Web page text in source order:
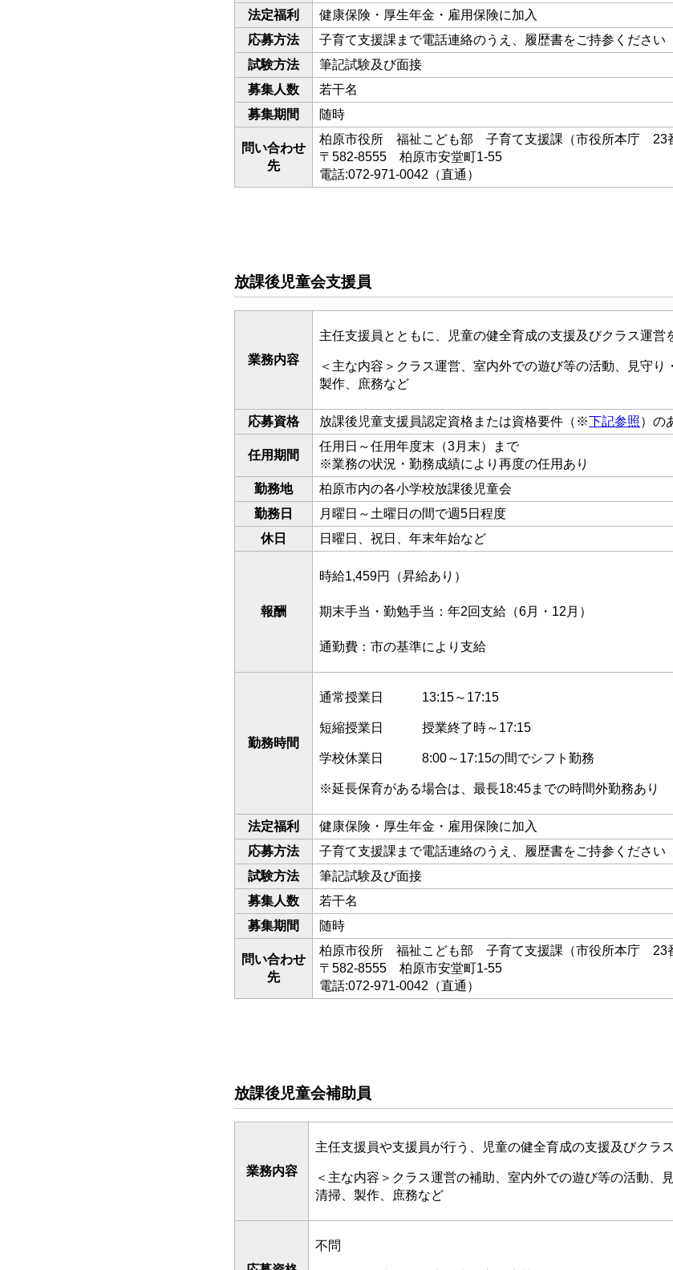
法定福利
健康保険・厚生年金・雇用保険に加入
応募方法
子育て支援課まで電話連絡のうえ、履歴書をご持参ください
試験方法
筆記試験及び面接
募集人数
若干名
募集期間
随時
問い合わせ
先
柏原市役所 福祉こども部 子育て支援課（市役所本庁 23
〒582-8555 柏原市安堂町1-55
電話:072-971-0042（直通）
放課後児童会支援員
業務内容
主任支援員とともに、児童の健全育成の支援及びクラス運営
＜主な内容＞クラス運営、室内外での遊び等の活動、見守り
製作、庶務など
応募資格 放課後児童支援員認定資格または資格要件（※下記参照）の
任用期間
任用日～任用年度末（3月末）まで
※業務の状況・勤務成績により再度の任用あり
勤務地
柏原市内の各小学校放課後児童会
勤務日
月曜日～土曜日の間で週5日程度
休日
日曜日、祝日、年末年始など
報酬
時給1,459円（昇給あり）
期末手当・勤勉手当：年2回支給（6月・12月）
通勤費：市の基準により支給
勤務時間
通常授業日 13:15～17:15
短縮授業日 授業終了時～17:15
学校休業日 8:00～17:15の間でシフト勤務
※延長保育がある場合は、最長18:45までの時間外勤務あり
法定福利
健康保険・厚生年金・雇用保険に加入
応募方法
子育て支援課まで電話連絡のうえ、履歴書をご持参ください
試験方法
筆記試験及び面接
募集人数
若干名
募集期間
随時
問い合わせ
先
柏原市役所 福祉こども部 子育て支援課（市役所本庁 23
〒582-8555 柏原市安堂町1-55
電話:072-971-0042（直通）
放課後児童会補助員
業務内容
主任支援員や支援員が行う、児童の健全育成の支援及びクラ
＜主な内容＞クラス運営の補助、室内外での遊び等の活動、
清掃、製作、庶務など
不問